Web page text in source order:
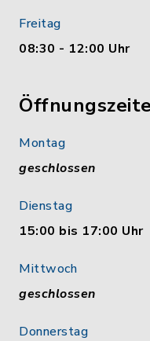
Freitag
08:30 - 12:00 Uhr
Montag
geschlossen
Dienstag
15:00 bis 17:00 Uhr
Mittwoch
geschlossen
Donnerstag